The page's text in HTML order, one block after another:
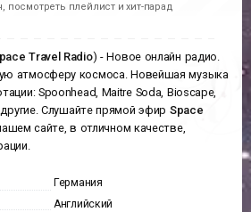
посмотреть плейлист и хит-парад
Travel Radio) - Новое онлайн радио.
атмосферу космоса. Новейшая музыка
Spoonhead, Maitre Soda, Bioscape,
Слушайте прямой эфир Space
сайте, в отличном качестве,
Германия
Английский